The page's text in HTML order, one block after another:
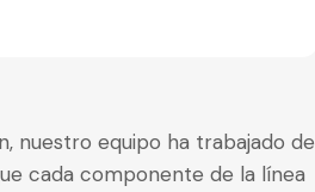
nuestro equipo ha trabajado de
cada componente de la línea